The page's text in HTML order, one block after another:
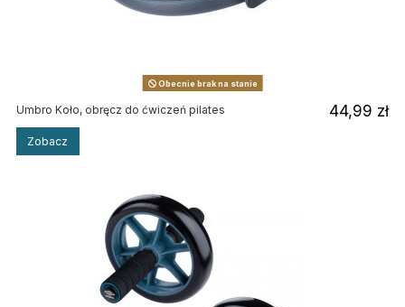
Obecnie brak na stanie
Umbro Koło, obręcz do ćwiczeń pilates 44,99 zł
Zobacz